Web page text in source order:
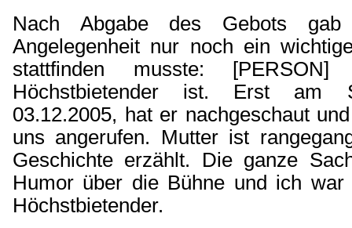
Nach Abgabe des Gebots
Angelegenheit nur noch ein
stattfinden musste:
Höchstbietender ist. Erst am
03.12.2005, hat er nachgeschaut
uns angerufen. Mutter ist
Geschichte erzählt. Die ganze
Humor über die Bühne und ich
Höchstbietender.